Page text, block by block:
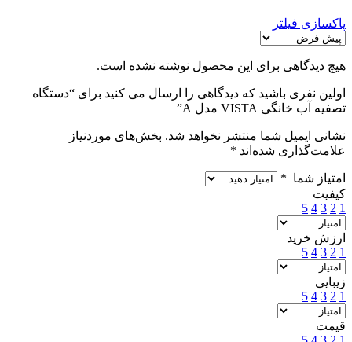
پاکسازی فیلتر
هیچ دیدگاهی برای این محصول نوشته نشده است.
اولین نفری باشید که دیدگاهی را ارسال می کنید برای “دستگاه
تصفیه آب خانگی VISTA مدل A”
نشانی ایمیل شما منتشر نخواهد شد. بخش‌های موردنیاز
علامت‌گذاری شده‌اند *
امتیاز شما *
کیفیت
1
2
3
4
5
ارزش خرید
1
2
3
4
5
زیبایی
1
2
3
4
5
قیمت